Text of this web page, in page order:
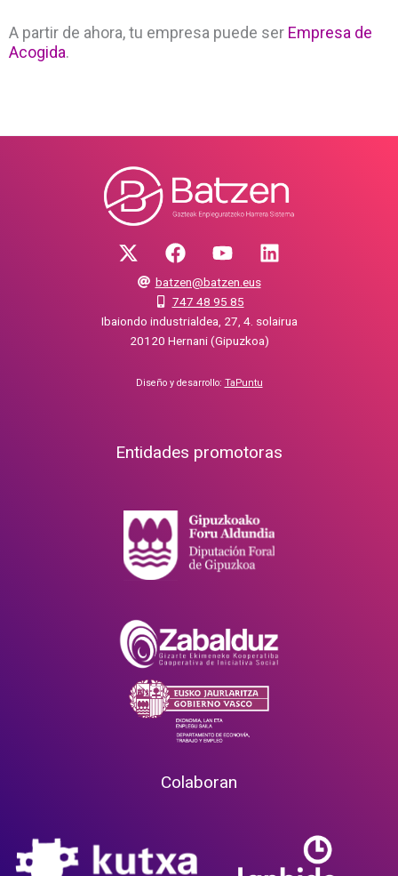
A partir de ahora, tu empresa puede ser Empresa de
Acogida.
batzen@batzen.eus
747 48 95 85
Ibaiondo industrialdea, 27, 4. solairua
20120 Hernani (Gipuzkoa)
Diseño y desarrollo: TaPuntu
Entidades promotoras
Colaboran